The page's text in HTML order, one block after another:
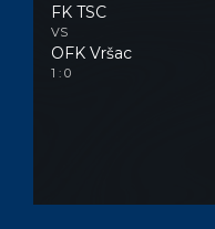
FK TSC
VS
OFK Vršac
1 : 0